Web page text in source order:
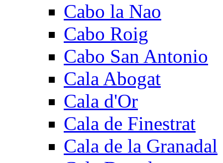
Cabo la Nao
Cabo Roig
Cabo San Antonio
Cala Abogat
Cala d'Or
Cala de Finestrat
Cala de la Granadal